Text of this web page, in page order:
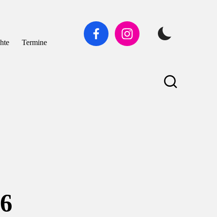
Termine
Facebook Instagram